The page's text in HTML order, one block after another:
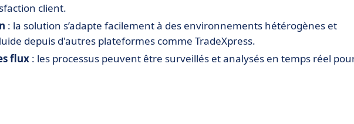
client.
: la solution s’adapte facilement à des environnements hétérogènes et
depuis d'autres plateformes comme TradeXpress.
flux : les processus peuvent être surveillés et analysés en temps réel
évolutive